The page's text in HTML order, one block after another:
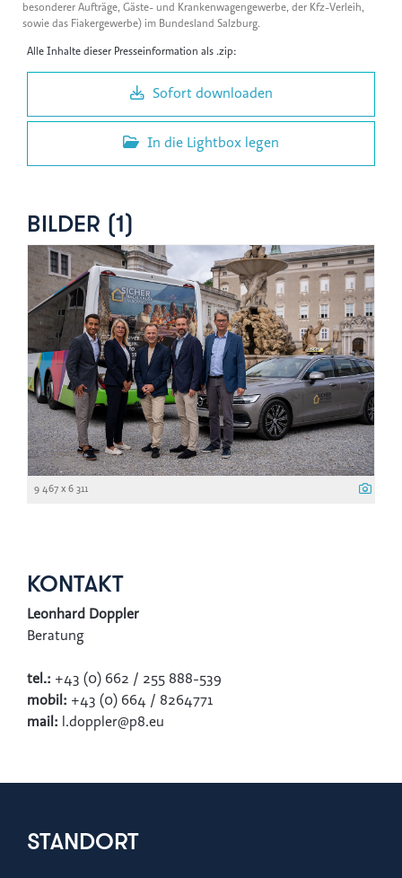
besonderer Aufträge, Gäste- und Krankenwagengewerbe, der Kfz-Verleih,
sowie das Fiakergewerbe) im Bundesland Salzburg.
Alle Inhalte dieser Presseinformation als .zip:
Sofort downloaden
In die Lightbox legen
BILDER (1)
9 467 x 6 311
KONTAKT
Leonhard Doppler
Beratung
tel.: +43 (0) 662 / 255 888-539
mobil: +43 (0) 664 / 8264771
mail: l.doppler@p8.eu
STANDORT